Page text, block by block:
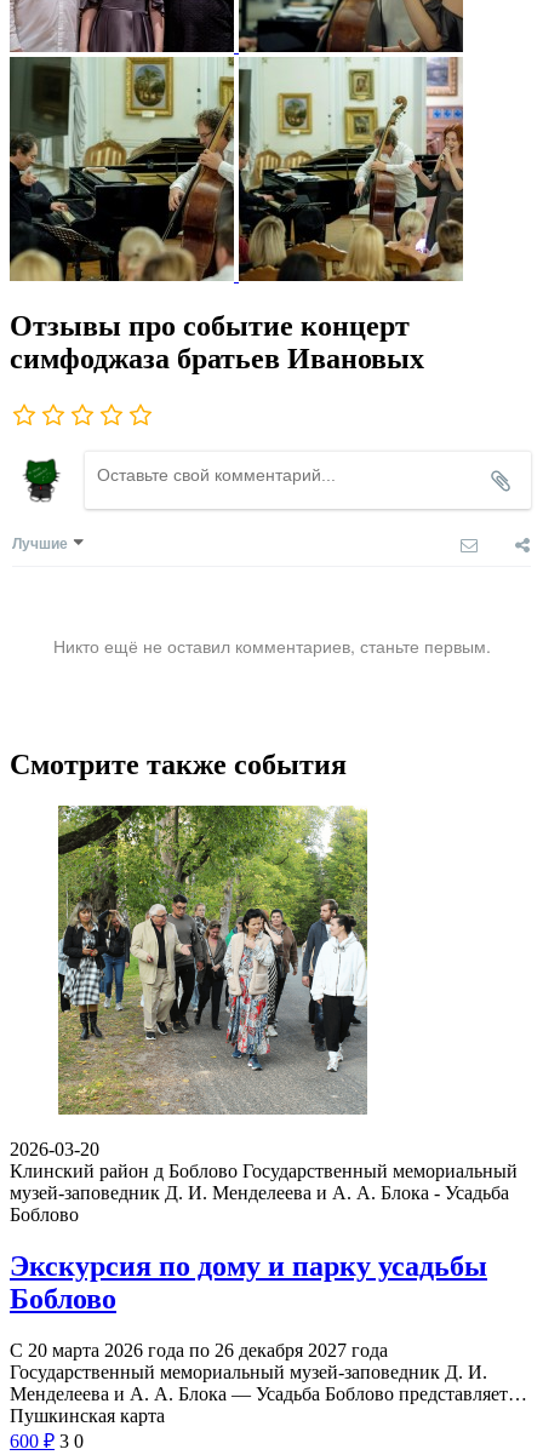
Отзывы про событие концерт
симфоджаза братьев Ивановых
Лучшие
Никто ещё не оставил комментариев, станьте первым.
Смотрите также события
2026-03-20
Клинский район д Боблово Государственный мемориальный
музей-заповедник Д. И. Менделеева и А. А. Блока - Усадьба
Боблово
Экскурсия по дому и парку усадьбы
Боблово
С 20 марта 2026 года по 26 декабря 2027 года
Государственный мемориальный музей-заповедник Д. И.
Менделеева и А. А. Блока — Усадьба Боблово представляет…
Пушкинская карта
600 ₽ 3 0